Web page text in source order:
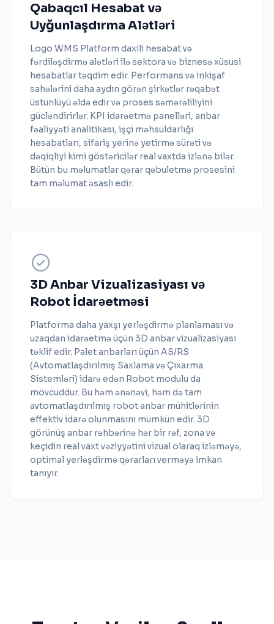
Qabaqcıl Hesabat və
Uyğunlaşdırma Alətləri
Logo WMS Platform daxili hesabat və
fərdiləşdirmə alətləri ilə sektora və biznesə xüsusi
hesabatlar təqdim edir. Performans və inkişaf
sahələrini daha aydın görən şirkətlər rəqabət
üstünlüyü əldə edir və proses səmərəliliyini
gücləndirirlər. KPI idarəetmə panelləri, anbar
fəaliyyəti analitikası, işçi məhsuldarlığı
hesabatları, sifariş yerinə yetirmə sürəti və
dəqiqliyi kimi göstəricilər real vaxtda izlənə bilər.
Bütün bu məlumatlar qərar qəbuletmə prosesini
tam məlumat əsaslı edir.
3D Anbar Vizualizasiyası və
Robot İdarəetməsi
Platforma daha yaxşı yerləşdirmə planlaması və
uzaqdan idarəetmə üçün 3D anbar vizualizasiyası
təklif edir. Palet anbarları üçün AS/RS
(Avtomatlaşdırılmış Saxlama və Çıxarma
Sistemləri) idarə edən Robot modulu da
mövcuddur. Bu həm ənənəvi, həm də tam
avtomatlaşdırılmış robot anbar mühitlərinin
effektiv idarə olunmasını mümkün edir. 3D
görünüş anbar rəhbərinə hər bir rəf, zona və
keçidin real vaxt vəziyyətini vizual olaraq izləməyə,
optimal yerləşdirmə qərarları verməyə imkan
tanıyır.